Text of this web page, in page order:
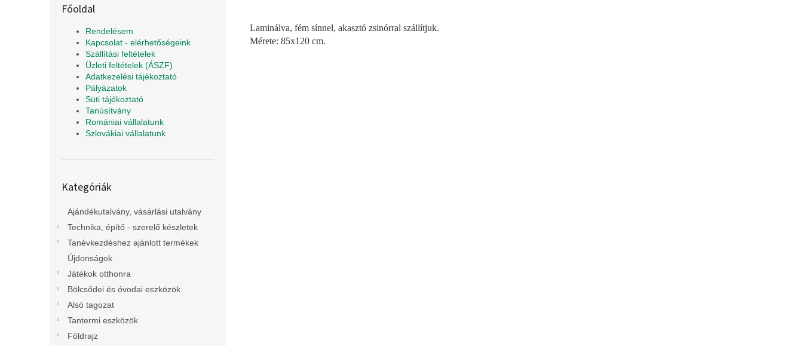
Főoldal
Rendelésem
Kapcsolat - elérhetőségeink
Szállítási feltételek
Üzleti feltételek (ÁSZF)
Adatkezelési tájékoztató
Pályázatok
Süti tájékoztató
Tanúsítvány
Romániai vállalatunk
Szlovákiai vállalatunk
átugrása
Kategóriák
Ajándékutalvány, vásárlási utalvány
Technika, építő - szerelő készletek
Tanévkezdéshez ajánlott termékek
Újdonságok
Játékok otthonra
Bölcsődei és óvodai eszközök
Alsó tagozat
Tantermi eszközök
Földrajz
Laminálva, fém sínnel, akasztó zsinórral szállítjuk.
Mérete: 85x120 cm.